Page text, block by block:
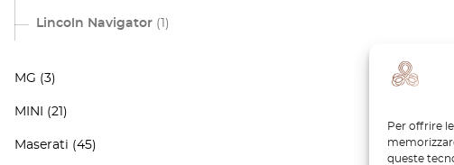
Per offrire
queste
Lincoln Navigator (1)
MG (3)
MINI (21)
Maserati (45)